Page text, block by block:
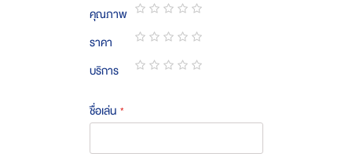
คุณภาพ
1
star
2
stars
3
stars
4
stars
5
stars
ราคา
1
star
2
stars
3
stars
4
stars
5
stars
บริการ
ชื่อเล่น